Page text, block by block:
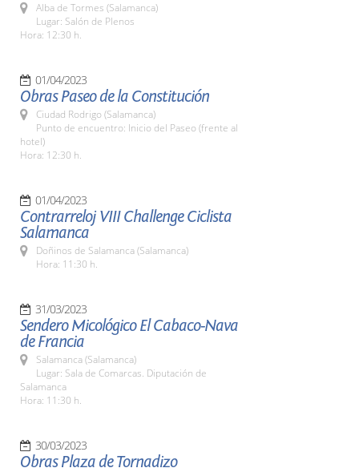
Alba de Tormes (Salamanca)
Lugar: Salón de Plenos
Hora: 12:30 h.
01/04/2023
Obras Paseo de la Constitución
Ciudad Rodrigo (Salamanca)
Punto de encuentro: Inicio del Paseo (frente al
hotel)
Hora: 12:30 h.
01/04/2023
Contrarreloj VIII Challenge Ciclista
Salamanca
Doñinos de Salamanca (Salamanca)
Hora: 11:30 h.
31/03/2023
Sendero Micológico El Cabaco-Nava
de Francia
Salamanca (Salamanca)
Lugar: Sala de Comarcas. Diputación de
Salamanca
Hora: 11:30 h.
30/03/2023
Obras Plaza de Tornadizo